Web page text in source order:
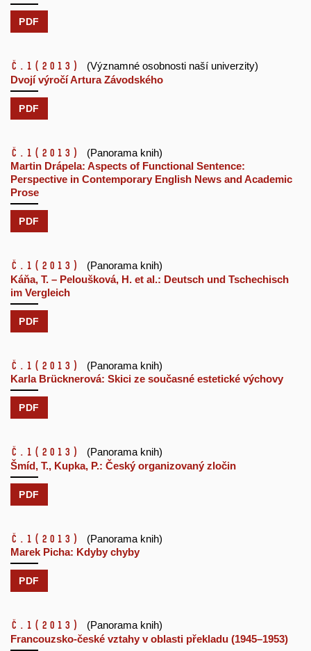
PDF
č.1 (2013)
(Významné osobnosti naší univerzity)
Dvojí výročí Artura Závodského
PDF
č.1 (2013)
(Panorama knih)
Martin Drápela: Aspects of Functional Sentence:
Perspective in Contemporary English News and Academic
Prose
PDF
č.1 (2013)
(Panorama knih)
Káňa, T. – Peloušková, H. et al.: Deutsch und Tschechisch
im Vergleich
PDF
č.1 (2013)
(Panorama knih)
Karla Brücknerová: Skici ze současné estetické výchovy
PDF
č.1 (2013)
(Panorama knih)
Šmíd, T., Kupka, P.: Český organizovaný zločin
PDF
č.1 (2013)
(Panorama knih)
Marek Picha: Kdyby chyby
PDF
č.1 (2013)
(Panorama knih)
Francouzsko-české vztahy v oblasti překladu (1945–1953)